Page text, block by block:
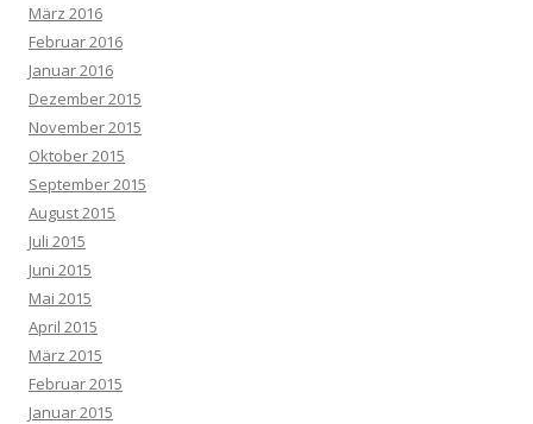
März 2016
Februar 2016
Januar 2016
Dezember 2015
November 2015
Oktober 2015
September 2015
August 2015
Juli 2015
Juni 2015
Mai 2015
April 2015
März 2015
Februar 2015
Januar 2015